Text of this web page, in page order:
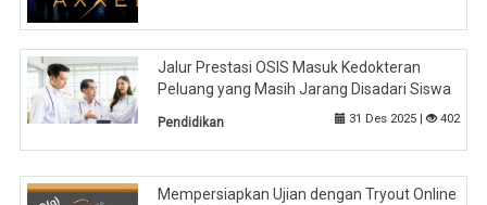
Jalur Prestasi OSIS Masuk Kedokteran
Peluang yang Masih Jarang Disadari Siswa
Pendidikan 31 Des 2025 | 402
Mempersiapkan Ujian dengan Tryout Online